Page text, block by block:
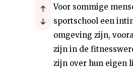
Voor sommige
sportschool een
omgeving zijn,
zijn in de
zijn over hun eigen